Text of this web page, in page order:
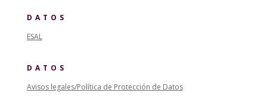
DATOS
ESAL
DATOS
Avisos legales/Política de Protección de Datos